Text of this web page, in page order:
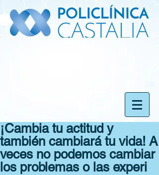
¡Cambia tu actitud y
también cambiará tu vida! A
veces no podemos cambiar
los problemas o las experi